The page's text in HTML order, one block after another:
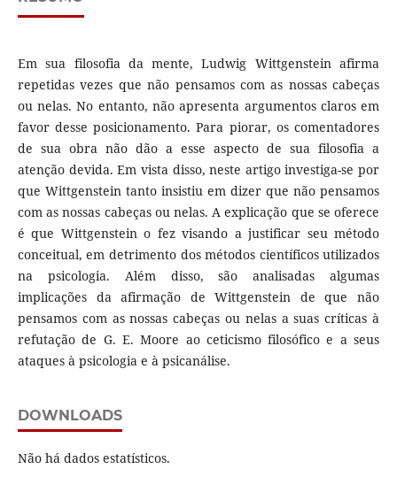
Em sua filosofia da mente, Ludwig Wittgenstein afirma
repetidas vezes que não pensamos com as nossas cabeças
ou nelas. No entanto, não apresenta argumentos claros em
favor desse posicionamento. Para piorar, os comentadores
de sua obra não dão a esse aspecto de sua filosofia a
atenção devida. Em vista disso, neste artigo investiga-se por
que Wittgenstein tanto insistiu em dizer que não pensamos
com as nossas cabeças ou nelas. A explicação que se oferece
é que Wittgenstein o fez visando a justificar seu método
conceitual, em detrimento dos métodos científicos utilizados
na psicologia. Além disso, são analisadas algumas
implicações da afirmação de Wittgenstein de que não
pensamos com as nossas cabeças ou nelas a suas críticas à
refutação de G. E. Moore ao ceticismo filosófico e a seus
ataques à psicologia e à psicanálise.
DOWNLOADS
Não há dados estatísticos.